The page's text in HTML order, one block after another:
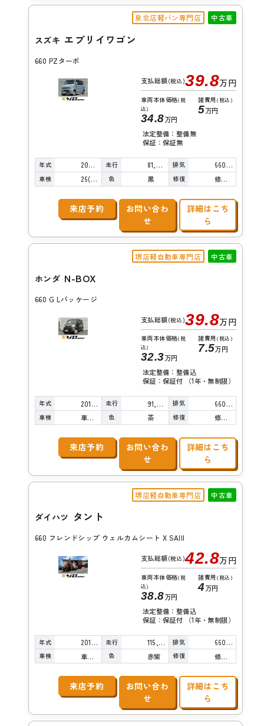
泉北店軽バン専門店 中古車
スズキ エブリイワゴン
660 PZターボ
支払総額(税込)39.8万円
車両本体価格(税
込)
34.8万円
諸費用 (税込)
5万円
法定整備：整備無
保証：保証無
年式 2007年 走行 81,000km 排気 660cc
車検 26(R8)/12 色 黒 修復 修復歴無し
来店予約
お問い合わ
せ
詳細はこち
ら
堺店軽自動車専門店 中古車
ホンダ N-BOX
660 G Lパッケージ
支払総額(税込)39.8万円
車両本体価格(税
込)
32.3万円
諸費用 (税込)
7.5万円
法定整備：整備込
保証：保証付 （1年・無制限）
年式 2015年 走行 91,000km 排気 660cc
車検 車検整備付 色 茶 修復 修復歴無し
来店予約
お問い合わ
せ
詳細はこち
ら
堺店軽自動車専門店 中古車
ダイハツ タント
660 フレンドシップ ウェルカムシート X SAIII
支払総額(税込)42.8万円
車両本体価格(税
込)
38.8万円
諸費用 (税込)
4万円
法定整備：整備込
保証：保証付 （1年・無制限）
年式 2016年 走行 115,000km 排気 660cc
車検 車検整備付 色 赤紫 修復 修復歴無し
来店予約
お問い合わ
せ
詳細はこち
ら